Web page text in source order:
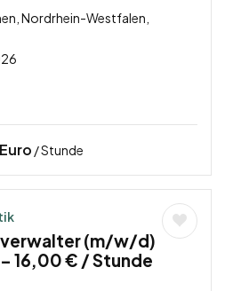
Nordrhein-Westfalen,
Euro / Stunde
(m/w/d)
16,00 € / Stunde